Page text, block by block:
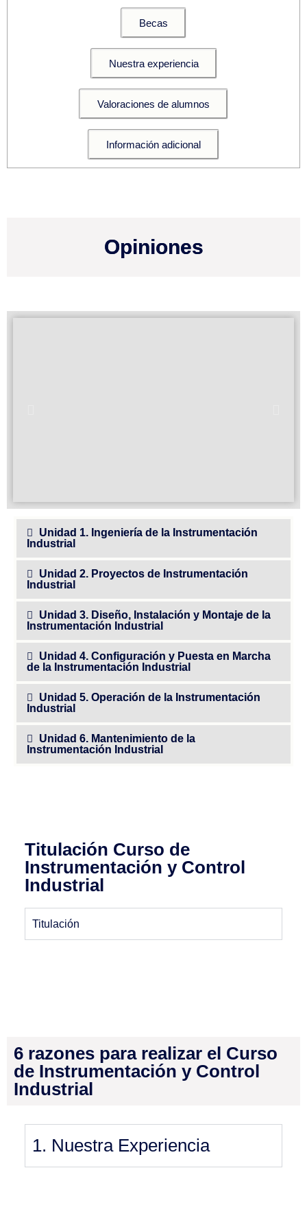
Becas
Nuestra experiencia
Valoraciones de alumnos
Información adicional
Opiniones
Unidad 1. Ingeniería de la Instrumentación
Industrial
Unidad 2. Proyectos de Instrumentación
Industrial
Unidad 3. Diseño, Instalación y Montaje de la
Instrumentación Industrial
Unidad 4. Configuración y Puesta en Marcha
de la Instrumentación Industrial
Unidad 5. Operación de la Instrumentación
Industrial
Unidad 6. Mantenimiento de la
Instrumentación Industrial
Titulación Curso de
Instrumentación y Control
Industrial
Titulación
6 razones para realizar el Curso
de Instrumentación y Control
Industrial
1. Nuestra Experiencia